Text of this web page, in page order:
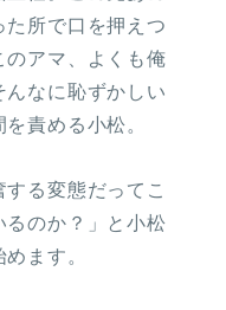
所で口を押えつ
のアマ、よくも俺
なに恥ずかしい
責める小松。
する変態だってこ
るのか？」と小松
ます。